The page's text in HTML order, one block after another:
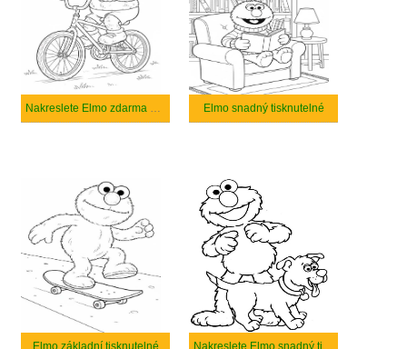
Nakreslete Elmo zdarma pro děti Elmo snadný tisknutelné
Elmo základní tisknutelné Nakreslete Elmo snadný tisknutelné